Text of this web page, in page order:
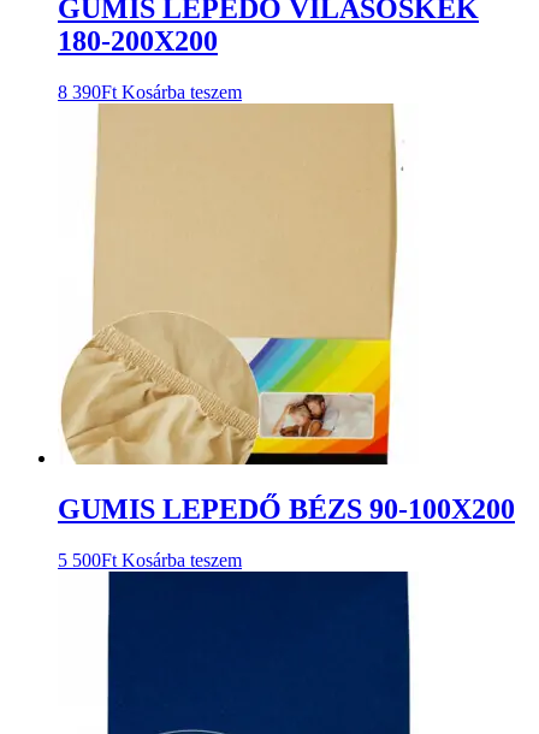
GUMIS LEPEDŐ VILÁSOSKÉK
180-200X200
8 390Ft Kosárba teszem
GUMIS LEPEDŐ BÉZS 90-100X200
5 500Ft Kosárba teszem